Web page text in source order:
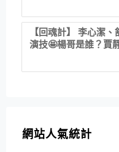
【回魂計】 李心潔
演技🤩楊哥是誰？賈
網站人氣統計